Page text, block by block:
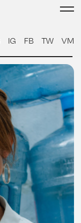
IG FB TW VM